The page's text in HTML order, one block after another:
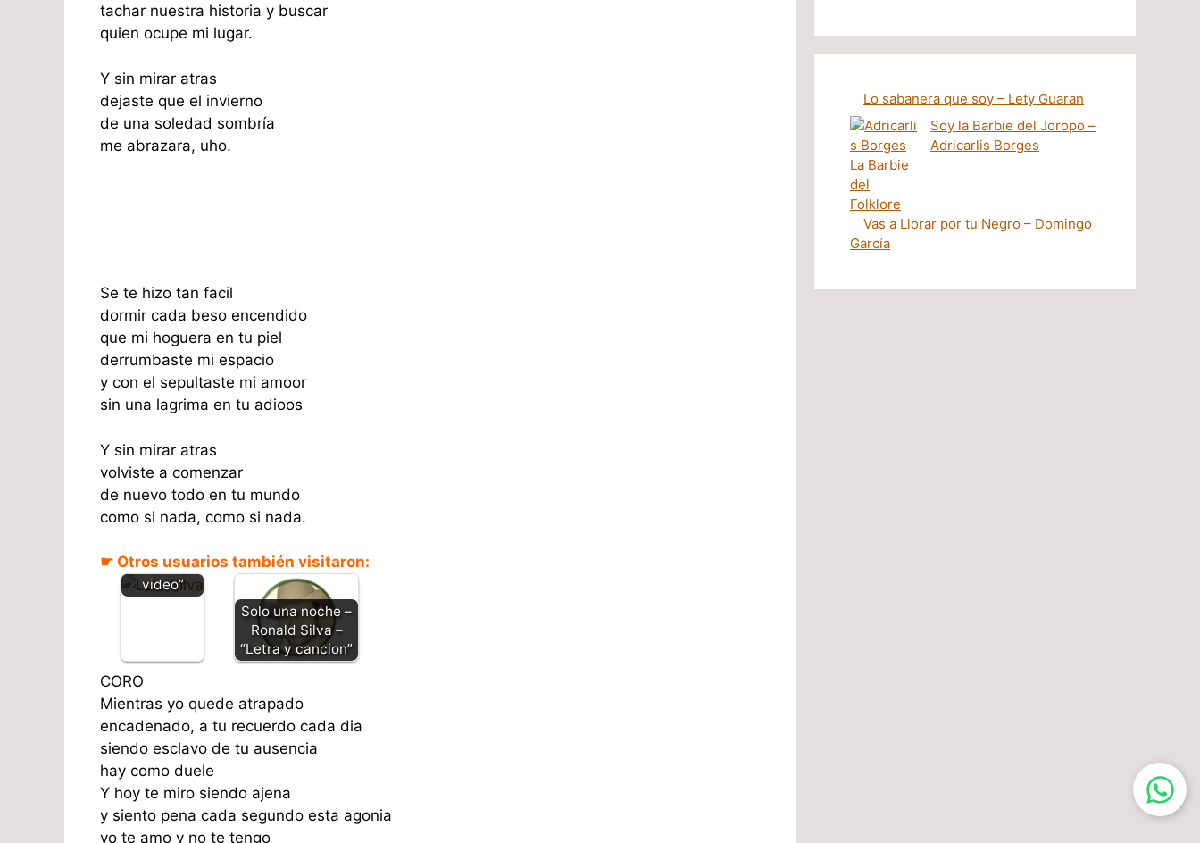
tachar nuestra historia y buscar
quien ocupe mi lugar.
Y sin mirar atras
dejaste que el invierno
de una soledad sombría
me abrazara, uho.
Se te hizo tan facil
dormir cada beso encendido
que mi hoguera en tu piel
derrumbaste mi espacio
y con el sepultaste mi amoor
sin una lagrima en tu adioos
Y sin mirar atras
volviste a comenzar
de nuevo todo en tu mundo
como si nada, como si nada.
☛ Otros usuarios también visitaron:
Piel canela
“Letra y
video”
Solo una noche –
Ronald Silva –
“Letra y cancion”
CORO
Mientras yo quede atrapado
encadenado, a tu recuerdo cada dia
siendo esclavo de tu ausencia
hay como duele
Y hoy te miro siendo ajena
y siento pena cada segundo esta agonia
yo te amo y no te tengo
Lo sabanera que soy – Lety Guaran
Soy la Barbie del Joropo –
Adricarlis Borges
Vas a Llorar por tu Negro – Domingo
García